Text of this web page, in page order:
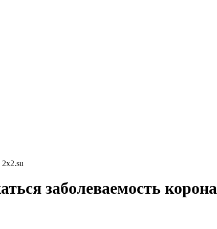
заболеваемость